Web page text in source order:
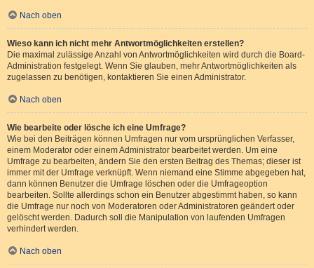
Nach oben
Wieso kann ich nicht mehr Antwortmöglichkeiten erstellen?
Die maximal zulässige Anzahl von Antwortmöglichkeiten wird durch die Board-
Administration festgelegt. Wenn Sie glauben, mehr Antwortmöglichkeiten als
zugelassen zu benötigen, kontaktieren Sie einen Administrator.
Nach oben
Wie bearbeite oder lösche ich eine Umfrage?
Wie bei den Beiträgen können Umfragen nur vom ursprünglichen Verfasser,
einem Moderator oder einem Administrator bearbeitet werden. Um eine
Umfrage zu bearbeiten, ändern Sie den ersten Beitrag des Themas; dieser ist
immer mit der Umfrage verknüpft. Wenn niemand eine Stimme abgegeben hat,
dann können Benutzer die Umfrage löschen oder die Umfrageoption
bearbeiten. Sollte allerdings schon ein Benutzer abgestimmt haben, so kann
die Umfrage nur noch von Moderatoren oder Administratoren geändert oder
gelöscht werden. Dadurch soll die Manipulation von laufenden Umfragen
verhindert werden.
Nach oben